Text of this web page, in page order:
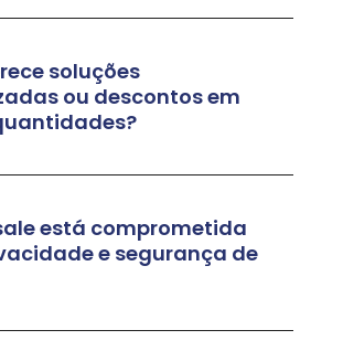
soluções
ou descontos em
está comprometida
e segurança de